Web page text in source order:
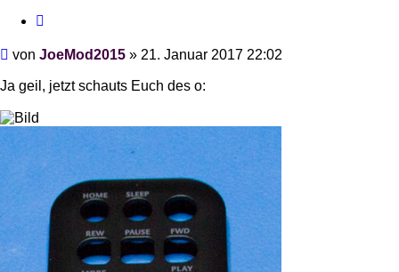
Beitrag
von JoeMod2015 » 21. Januar 2017 22:02
Ja geil, jetzt schauts Euch des o: